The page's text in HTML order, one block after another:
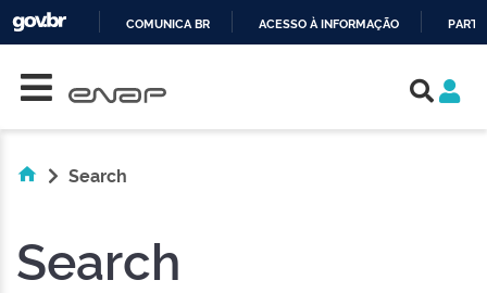
COMUNICA BR ACESSO À INFORMAÇÃO
Search
Search